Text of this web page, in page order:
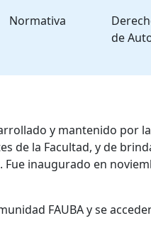
Normativa
de
y mantenido por la
de la Facultad, y de
inaugurado en
FAUBA y se